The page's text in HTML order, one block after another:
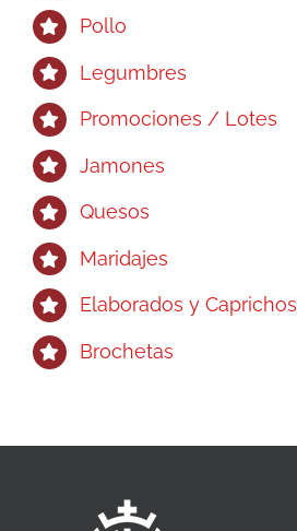
Pollo
Legumbres
Promociones / Lotes
Jamones
Quesos
Maridajes
Elaborados y Caprichos
Brochetas